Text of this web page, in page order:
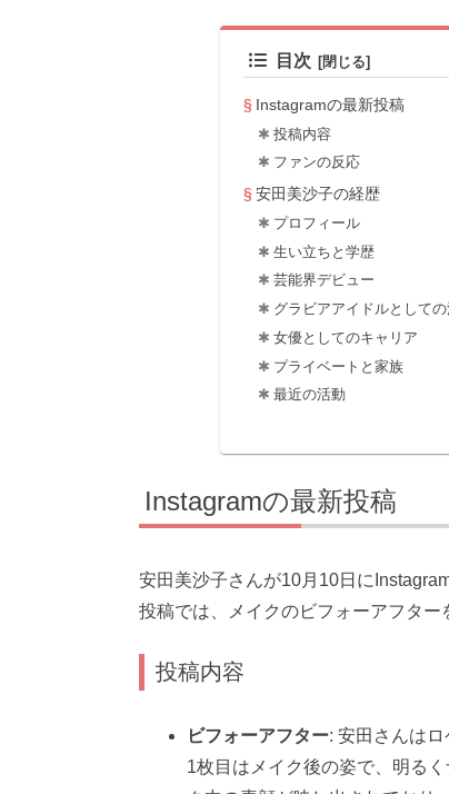
目次
Instagramの最新投稿
投稿内容
ファンの反応
安田美沙子の経歴
プロフィール
生い立ちと学歴
芸能界デビュー
グラビアアイドルとして
女優としてのキャリア
プライベートと家族
最近の活動
Instagramの最新投稿
安田美沙子さんが10月10日に
投稿では、メイクのビフォーアフター
投稿内容
ビフォーアフター: 安田さんは
1枚目はメイク後の姿で、明る